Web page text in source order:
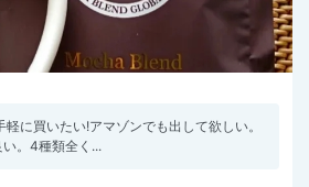
に買いたい!アマゾンでも出して欲しい。
。4種類全く...